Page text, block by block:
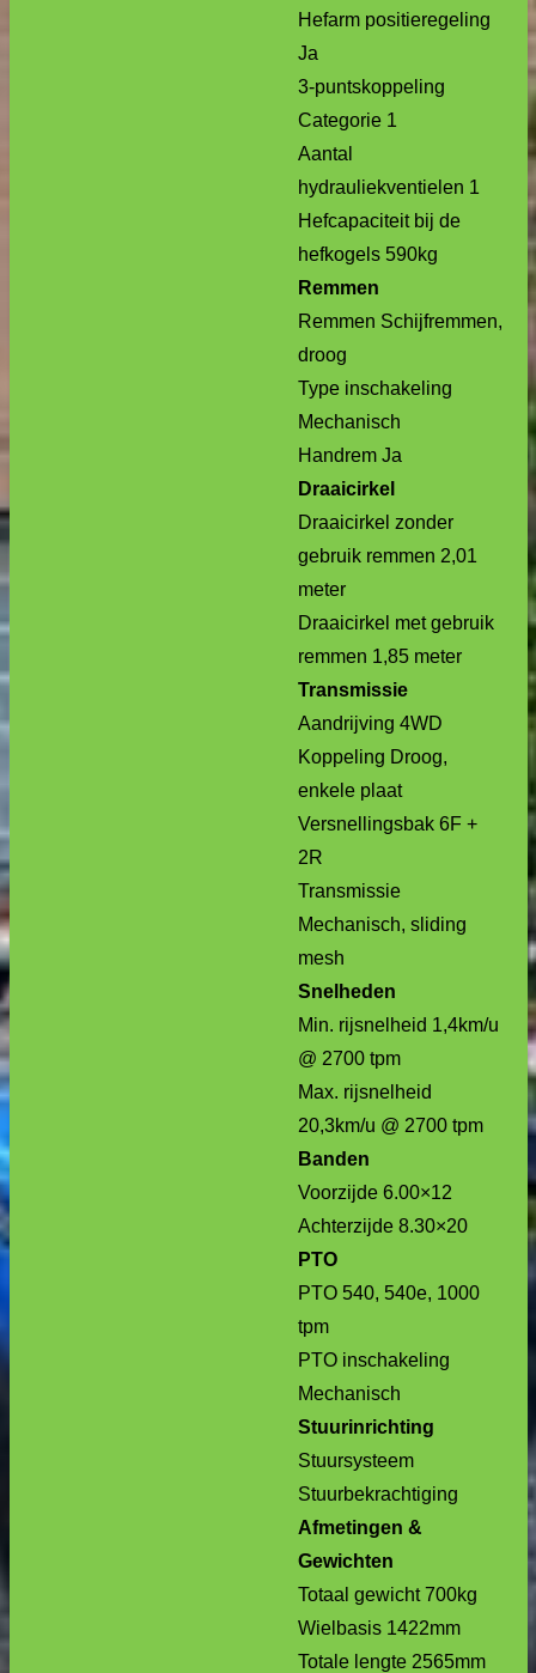
Hefarm positieregeling
Ja
3-puntskoppeling
Categorie 1
Aantal
hydrauliekventielen 1
Hefcapaciteit bij de
hefkogels 590kg
Remmen
Remmen Schijfremmen,
droog
Type inschakeling
Mechanisch
Handrem Ja
Draaicirkel
Draaicirkel zonder
gebruik remmen 2,01
meter
Draaicirkel met gebruik
remmen 1,85 meter
Transmissie
Aandrijving 4WD
Koppeling Droog,
enkele plaat
Versnellingsbak 6F +
2R
Transmissie
Mechanisch, sliding
mesh
Snelheden
Min. rijsnelheid 1,4km/u
@ 2700 tpm
Max. rijsnelheid
20,3km/u @ 2700 tpm
Banden
Voorzijde 6.00×12
Achterzijde 8.30×20
PTO
PTO 540, 540e, 1000
tpm
PTO inschakeling
Mechanisch
Stuurinrichting
Stuursysteem
Stuurbekrachtiging
Afmetingen &
Gewichten
Totaal gewicht 700kg
Wielbasis 1422mm
Totale lengte 2565mm